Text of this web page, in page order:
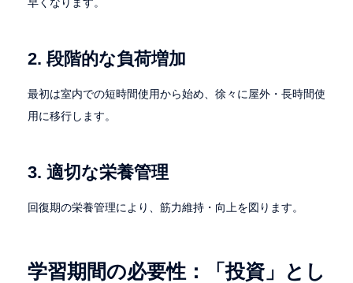
2. 段階的な負荷増加
最初は室内での短時間使用から始め、徐々に屋外・長時間使
用に移行します。
3. 適切な栄養管理
回復期の栄養管理により、筋力維持・向上を図ります。
学習期間の必要性：「投資」とし